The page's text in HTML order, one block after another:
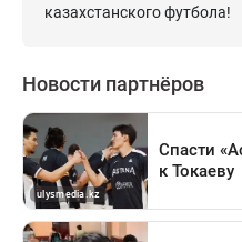
казахстанского футбола!